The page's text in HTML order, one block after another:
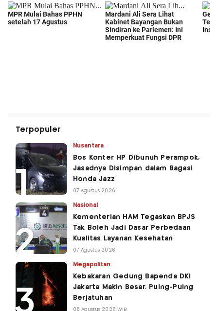
Terpopuler
Nusantara
Bos Konter HP Dibunuh Perampok,
Jasadnya Disimpan dalam Bagasi
Honda Jazz
07 Agustus 2026
Nasional
Kementerian HAM Tegaskan BPJS
Tak Boleh Jadi Dasar Perbedaan
Kualitas Layanan Kesehatan
07 Agustus 2026
Megapolitan
Kebakaran Gedung Bapenda DKI
Jakarta Makin Besar, Puing-Puing
Berjatuhan
08 Agustus 2026 WIB